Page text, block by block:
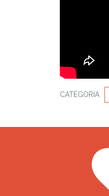
CATEGORIA